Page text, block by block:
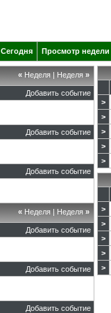
Сегодня Просмотр недели
« Неделя | Неделя »
Добавить событие
Добавить событие
Добавить событие
« Неделя | Неделя »
Добавить событие
Добавить событие
Добавить событие
>
>
>
>
>
>
>
>
>
>